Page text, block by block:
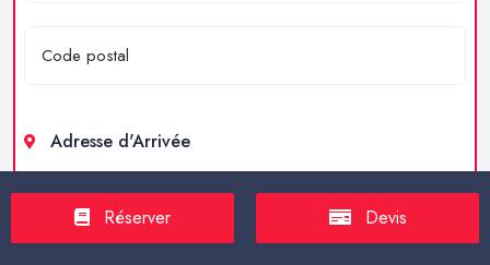
Adresse d'Arrivée
Réserver Devis